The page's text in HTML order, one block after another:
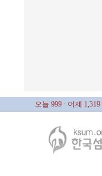
오늘 999 · 어제 1,319